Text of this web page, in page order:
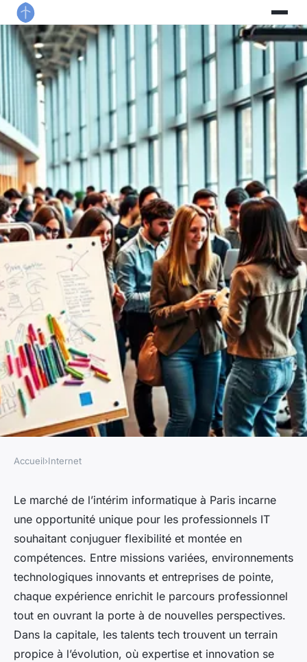
Les opportunités d'intérim en
informatique à paris à saisir
gabrielle•6 janvier 2026•8 min de lecture
Accueil›Internet
Le marché de l’intérim informatique à Paris incarne
une opportunité unique pour les professionnels IT
souhaitant conjuguer flexibilité et montée en
compétences. Entre missions variées, environnements
technologiques innovants et entreprises de pointe,
chaque expérience enrichit le parcours professionnel
tout en ouvrant la porte à de nouvelles perspectives.
Dans la capitale, les talents tech trouvent un terrain
propice à l’évolution, où expertise et innovation se